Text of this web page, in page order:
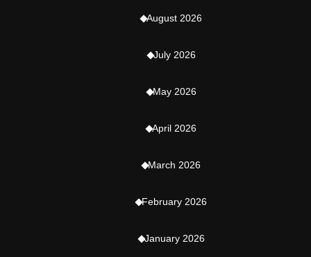
August 2026
July 2026
May 2026
April 2026
March 2026
February 2026
January 2026